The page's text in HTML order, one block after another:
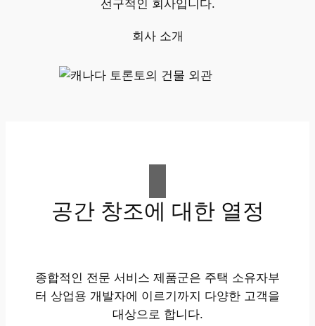
선구적인 회사입니다.
회사 소개
공간 창조에 대한 열정
종합적인 전문 서비스 제품군은 주택 소유자부
터 상업용 개발자에 이르기까지 다양한 고객을
대상으로 합니다.